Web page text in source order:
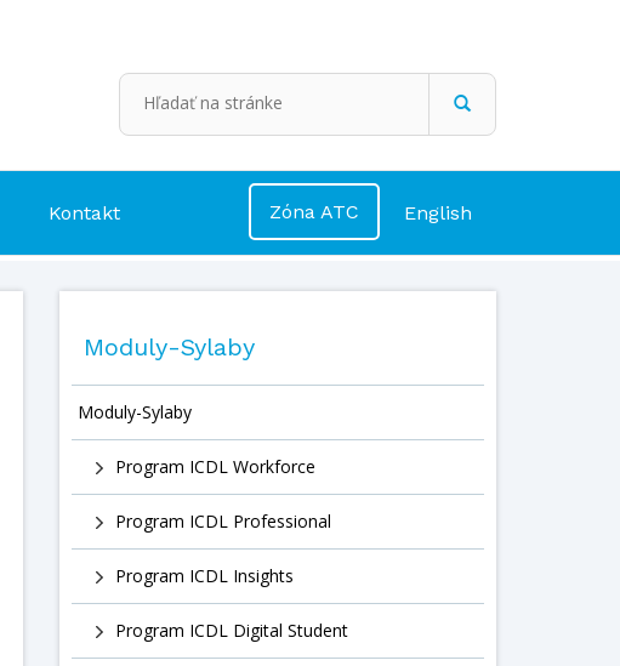
Kontakt English
Zóna ATC
Moduly-Sylaby
Moduly-Sylaby
Program ICDL Workforce
Program ICDL Professional
Program ICDL Insights
Program ICDL Digital Student